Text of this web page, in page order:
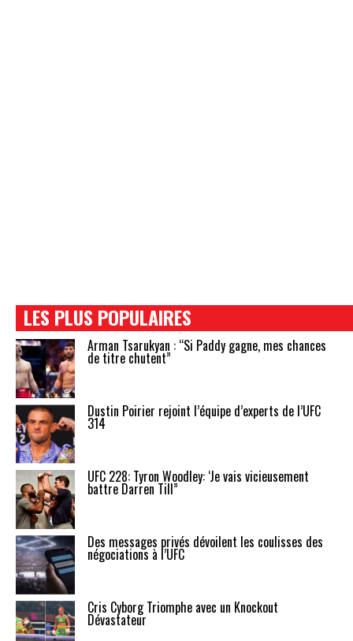
LES PLUS POPULAIRES
Arman Tsarukyan : “Si Paddy gagne, mes chances
de titre chutent”
Dustin Poirier rejoint l’équipe d’experts de l’UFC
314
UFC 228: Tyron Woodley: ‘Je vais vicieusement
battre Darren Till”
Des messages privés dévoilent les coulisses des
négociations à l’UFC
Cris Cyborg Triomphe avec un Knockout
Dévastateur